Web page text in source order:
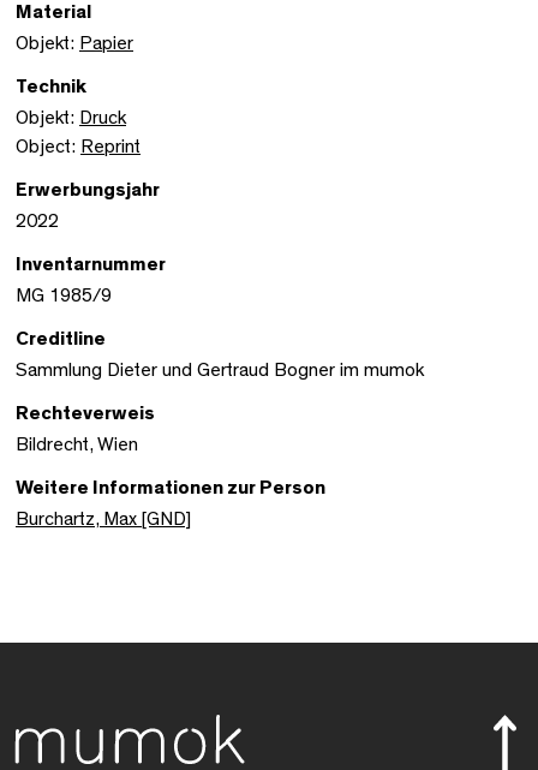
Material
Objekt: Papier
Technik
Objekt: Druck
Object: Reprint
Erwerbungsjahr
2022
Inventarnummer
MG 1985/9
Creditline
Sammlung Dieter und Gertraud Bogner im mumok
Rechteverweis
Bildrecht, Wien
Weitere Informationen zur Person
Burchartz, Max [GND]